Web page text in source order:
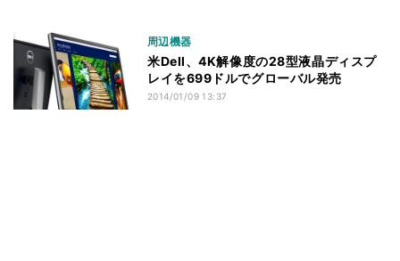
周辺機器
米Dell、4K解像度の28型液晶ディスプ
レイを699ドルでグローバル発売
2014/01/09 13:37